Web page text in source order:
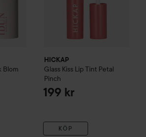
Blom
HICKAP
Glass Kiss Lip Tint Petal
Pinch
199 kr
KÖP